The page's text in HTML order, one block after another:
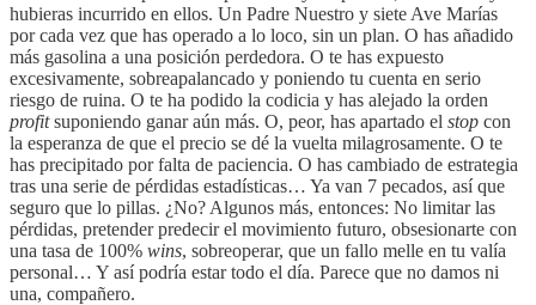
hubieras incurrido en ellos. Un Padre Nuestro y siete Ave Marías
por cada vez que has operado a lo loco, sin un plan. O has añadido
más gasolina a una posición perdedora. O te has expuesto
excesivamente, sobreapalancado y poniendo tu cuenta en serio
riesgo de ruina. O te ha podido la codicia y has alejado la orden
profitsuponiendo ganar aún más. O, peor, has apartado el stop con
la esperanza de que el precio se dé la vuelta milagrosamente. O te
has precipitado por falta de paciencia. O has cambiado de estrategia
tras una serie de pérdidas estadísticas… Ya van 7 pecados, así que
seguro que lo pillas. ¿No? Algunos más, entonces: No limitar las
pérdidas, pretender predecir el movimiento futuro, obsesionarte con
una tasa de 100% wins, sobreoperar, que un fallo melle en tu valía
personal… Y así podría estar todo el día. Parece que no damos ni
una, compañero.